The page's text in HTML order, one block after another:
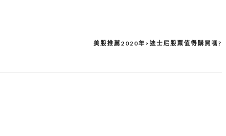
美股推薦2020年>迪士尼股票值得購買嗎?